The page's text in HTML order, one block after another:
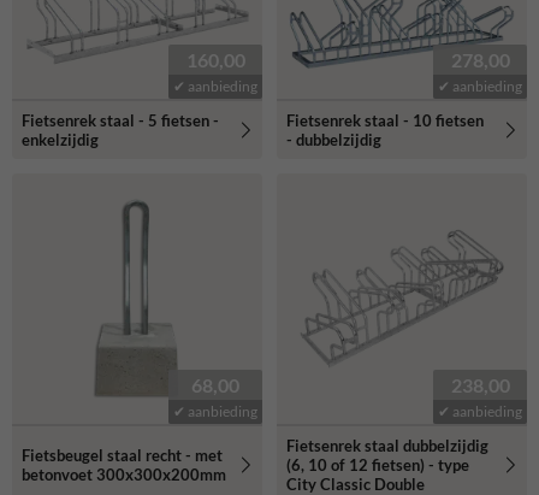
160,00
✔ aanbieding
Fietsenrek staal - 5 fietsen -
enkelzijdig
278,00
✔ aanbieding
Fietsenrek staal - 10 fietsen
- dubbelzijdig
68,00
✔ aanbieding
Fietsbeugel staal recht - met
betonvoet 300x300x200mm
238,00
✔ aanbieding
Fietsenrek staal dubbelzijdig
(6, 10 of 12 fietsen) - type
City Classic Double